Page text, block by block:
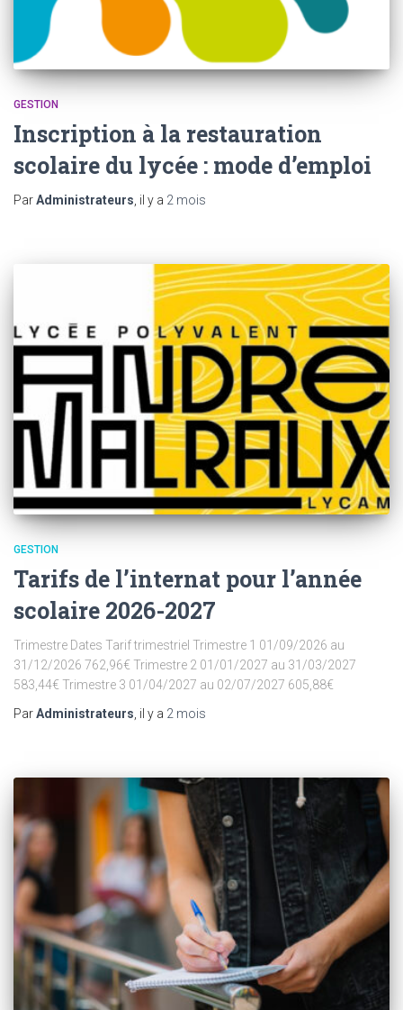
GESTION
Inscription à la restauration
scolaire du lycée : mode d’emploi
ParAdministrateurs , il y a 2 mois
GESTION
Tarifs de l’internat pour l’année
scolaire 2026-2027
Trimestre Dates Tarif trimestriel Trimestre 1 01/09/2026 au
31/12/2026 762,96€ Trimestre 2 01/01/2027 au 31/03/2027
583,44€ Trimestre 3 01/04/2027 au 02/07/2027 605,88€
ParAdministrateurs, il y a 2 mois